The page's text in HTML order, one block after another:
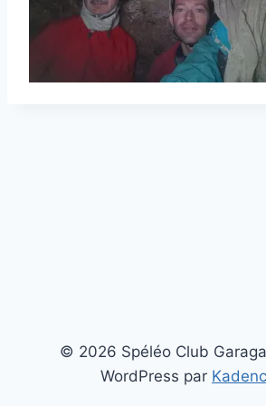
© 2026 Spéléo Club
WordPress par